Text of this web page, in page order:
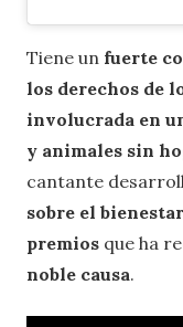
Tiene un fuerte
los derechos de
involucrada en
y animales sin
cantante
sobre el
premios que ha
noble causa.